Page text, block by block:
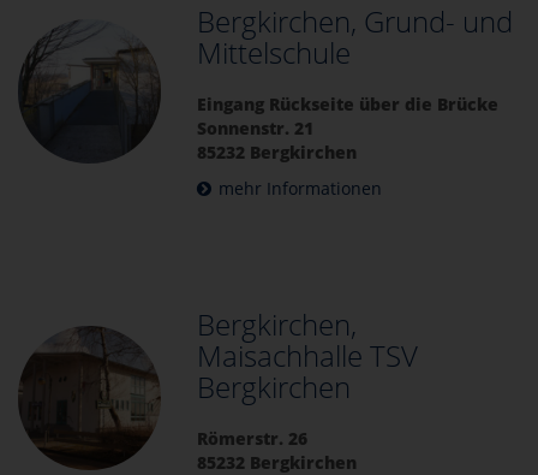
Bergkirchen, Grund- und
Mittelschule
Eingang Rückseite über die Brücke
Sonnenstr. 21
85232 Bergkirchen
mehr Informationen
Bergkirchen,
Maisachhalle TSV
Bergkirchen
Römerstr. 26
85232 Bergkirchen